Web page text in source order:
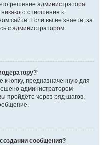
решение администратора
отношения к
сайте. Если вы не знаете, за
с администратором
предназначенную для
администратором
пройдёте через ряд шагов,
сообщения?